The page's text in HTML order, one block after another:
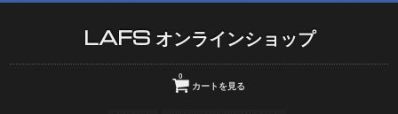
LAFS オンラインショップ
カートを見る
0